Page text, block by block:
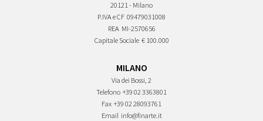
20121 - Milano
P.IVA e CF 09479031008
REA MI-2570656
Capitale Sociale € 100.000
MILANO
Via dei Bossi, 2
Telefono +39 02 3363801
Fax +39 02 28093761
Email info@finarte.it